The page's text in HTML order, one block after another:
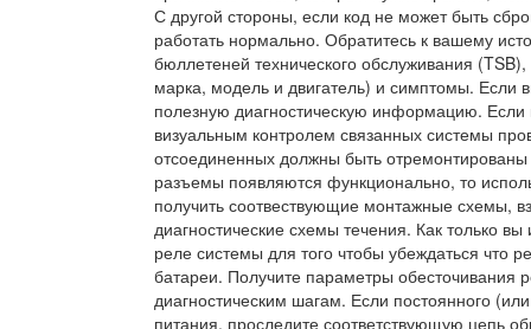
С другой стороны, если код не может быть
работать нормально. Обратитесь к вашему
бюллетеней технического обслуживания
марка, модель и двигатель) и симптомы. Если
полезную диагностическую информацию.
визуальным контролем связанных системы
отсоединенных должны быть
разъемы появляются функционально, то
получить соотвествующие монтажные схемы,
диагностические схемы течения. Как только
реле системы для того чтобы убеждаться что
батареи. Получите параметры
диагностическим шагам. Если постоянного
питания, проследите соответствующую цепь